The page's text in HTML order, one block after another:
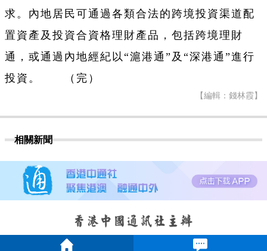
求。內地居民可通過各類合法的跨境投資渠道配
置資產及投資合資格理財產品，包括跨境理財
通，或通過內地經紀以“滬港通”及“深港通”進行
投資。 （完）
【編輯：錢林霞】
相關新聞